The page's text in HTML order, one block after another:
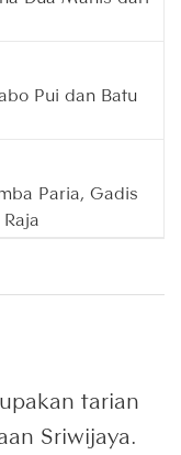
Pui dan Batu
Paria, Gadis
tarian
Sriwijaya.